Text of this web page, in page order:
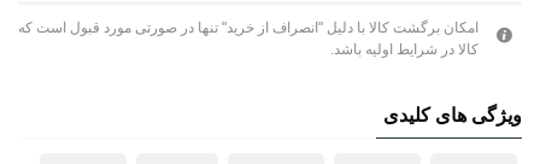
امکان برگشت کالا با دلیل "انصراف از خرید" تنها در صورتی مورد قبول است که
کالا در شرایط اولیه باشد.
ویژگی های کلیدی